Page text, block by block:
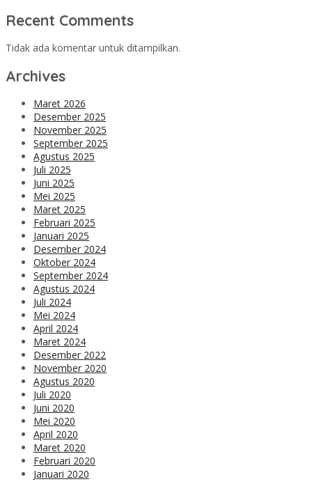
Recent Comments
Tidak ada komentar untuk ditampilkan.
Archives
Maret 2026
Desember 2025
November 2025
September 2025
Agustus 2025
Juli 2025
Juni 2025
Mei 2025
Maret 2025
Februari 2025
Januari 2025
Desember 2024
Oktober 2024
September 2024
Agustus 2024
Juli 2024
Mei 2024
April 2024
Maret 2024
Desember 2022
November 2020
Agustus 2020
Juli 2020
Juni 2020
Mei 2020
April 2020
Maret 2020
Februari 2020
Januari 2020